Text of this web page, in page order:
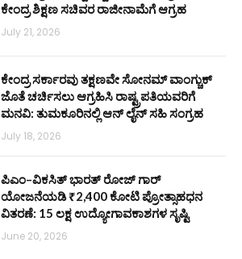
ಕೇಂದ್ರ ಶಿಕ್ಷಣ ಸಚಿವರ ರಾಜೀನಾಮೆಗೆ ಆಗ್ರಹ
July 21, 2026
ಕೇಂದ್ರ ಸರ್ಕಾರವು ತಕ್ಷಣವೇ ಸೋನಮ್ ವಾಂಗ್ಚುಕ್
ಜೊತೆ ಚರ್ಚಿಸಲು ಆಗ್ರಹಿಸಿ ರಾಷ್ಟ್ರಪತಿಯವರಿಗೆ
ಮನವಿ: ತುಮಕೂರಿನಲ್ಲಿ ಆನ್‌ ಲೈನ್ ಸಹಿ ಸಂಗ್ರಹ
July 18, 2026
ಪಿಎಂ–ವಿಕಸಿತ್ ಭಾರತ್ ರೋಜ್‌ ಗಾರ್
ಯೋಜನೆಯಡಿ ₹2,400 ಕೋಟಿ ಪ್ರೋತ್ಸಾಹಧನ
ವಿತರಣೆ: 15 ಲಕ್ಷ ಉದ್ಯೋಗಾವಕಾಶಗಳ ಸೃಷ್ಟಿ
June 20, 2026